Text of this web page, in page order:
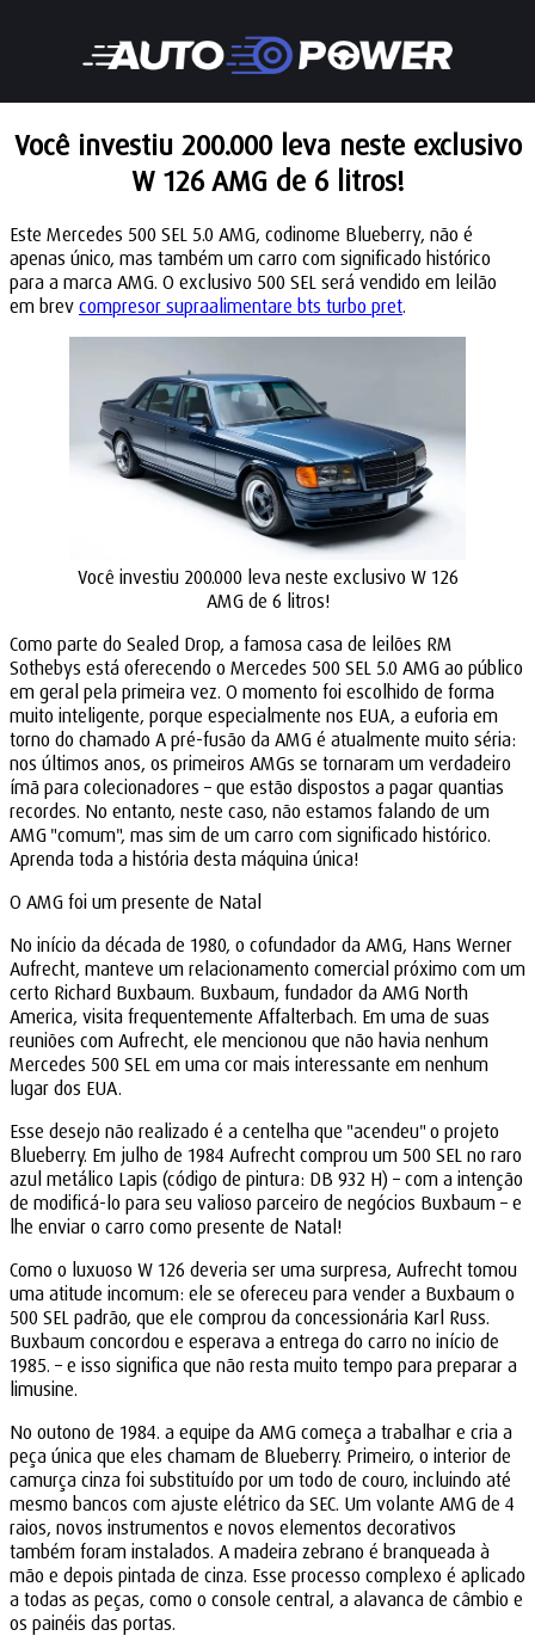
Você investiu 200.000 leva neste exclusivo
W 126 AMG de 6 litros!
Este Mercedes 500 SEL 5.0 AMG, codinome Blueberry, não é
apenas único, mas também um carro com significado histórico
para a marca AMG. O exclusivo 500 SEL será vendido em leilão
em brev compresor supraalimentare bts turbo pret.
Você investiu 200.000 leva neste exclusivo W 126
AMG de 6 litros!
Como parte do Sealed Drop, a famosa casa de leilões RM
Sothebys está oferecendo o Mercedes 500 SEL 5.0 AMG ao público
em geral pela primeira vez. O momento foi escolhido de forma
muito inteligente, porque especialmente nos EUA, a euforia em
torno do chamado A pré-fusão da AMG é atualmente muito séria:
nos últimos anos, os primeiros AMGs se tornaram um verdadeiro
ímã para colecionadores – que estão dispostos a pagar quantias
recordes. No entanto, neste caso, não estamos falando de um
AMG "comum", mas sim de um carro com significado histórico.
Aprenda toda a história desta máquina única!
O AMG foi um presente de Natal
No início da década de 1980, o cofundador da AMG, Hans Werner
Aufrecht, manteve um relacionamento comercial próximo com um
certo Richard Buxbaum. Buxbaum, fundador da AMG North
America, visita frequentemente Affalterbach. Em uma de suas
reuniões com Aufrecht, ele mencionou que não havia nenhum
Mercedes 500 SEL em uma cor mais interessante em nenhum
lugar dos EUA.
Esse desejo não realizado é a centelha que "acendeu" o projeto
Blueberry. Em julho de 1984 Aufrecht comprou um 500 SEL no raro
azul metálico Lapis (código de pintura: DB 932 H) – com a intenção
de modificá-lo para seu valioso parceiro de negócios Buxbaum – e
lhe enviar o carro como presente de Natal!
Como o luxuoso W 126 deveria ser uma surpresa, Aufrecht tomou
uma atitude incomum: ele se ofereceu para vender a Buxbaum o
500 SEL padrão, que ele comprou da concessionária Karl Russ.
Buxbaum concordou e esperava a entrega do carro no início de
1985. – e isso significa que não resta muito tempo para preparar a
limusine.
No outono de 1984. a equipe da AMG começa a trabalhar e cria a
peça única que eles chamam de Blueberry. Primeiro, o interior de
camurça cinza foi substituído por um todo de couro, incluindo até
mesmo bancos com ajuste elétrico da SEC. Um volante AMG de 4
raios, novos instrumentos e novos elementos decorativos
também foram instalados. A madeira zebrano é branqueada à
mão e depois pintada de cinza. Esse processo complexo é aplicado
a todas as peças, como o console central, a alavanca de câmbio e
os painéis das portas.